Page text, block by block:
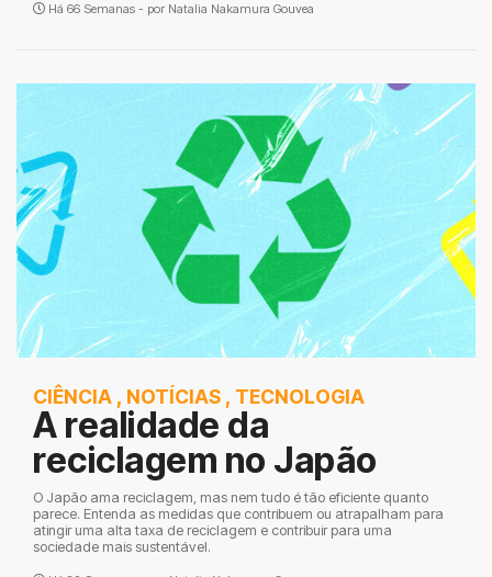
Há 66 Semanas - por Natalia Nakamura Gouvea
CIÊNCIA , NOTÍCIAS , TECNOLOGIA
A realidade da
reciclagem no Japão
O Japão ama reciclagem, mas nem tudo é tão eficiente quanto
parece. Entenda as medidas que contribuem ou atrapalham para
atingir uma alta taxa de reciclagem e contribuir para uma
sociedade mais sustentável.